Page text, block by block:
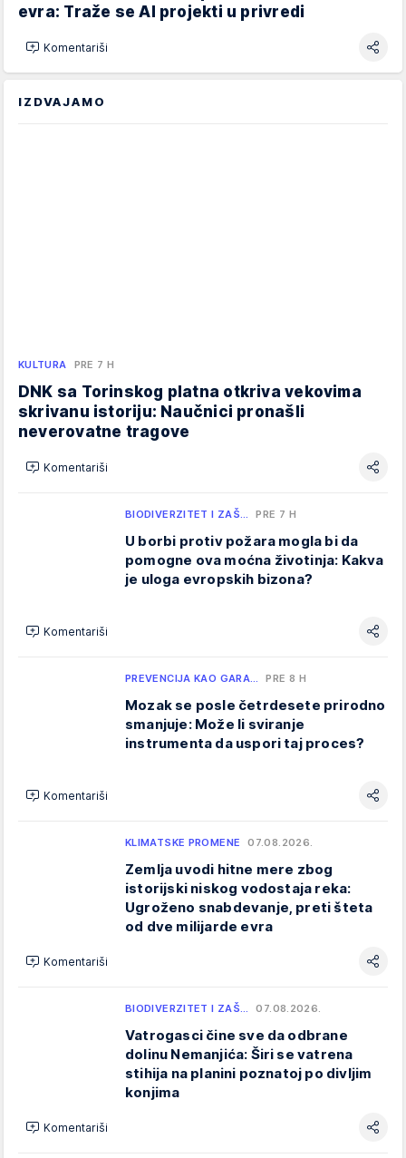
evra: Traže se AI projekti u privredi
Komentariši
IZDVAJAMO
KULTURA PRE 7 H
DNK sa Torinskog platna otkriva vekovima
skrivanu istoriju: Naučnici pronašli
neverovatne tragove
Komentariši
BIODIVERZITET I ZAŠ… PRE 7 H
U borbi protiv požara mogla bi da
pomogne ova moćna životinja: Kakva
je uloga evropskih bizona?
Komentariši
PREVENCIJA KAO GARA… PRE 8 H
Mozak se posle četrdesete prirodno
smanjuje: Može li sviranje
instrumenta da uspori taj proces?
Komentariši
KLIMATSKE PROMENE 07.08.2026.
Zemlja uvodi hitne mere zbog
istorijski niskog vodostaja reka:
Ugroženo snabdevanje, preti šteta
od dve milijarde evra
Komentariši
BIODIVERZITET I ZAŠ… 07.08.2026.
Vatrogasci čine sve da odbrane
dolinu Nemanjića: Širi se vatrena
stihija na planini poznatoj po divljim
konjima
Komentariši